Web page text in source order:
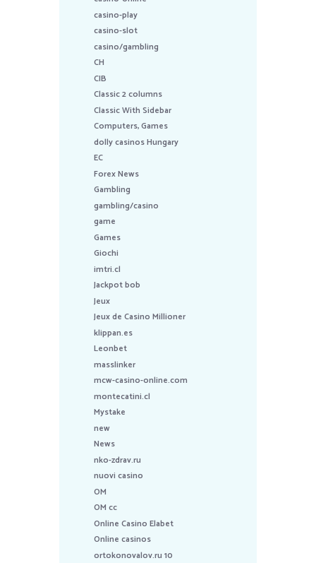
casino-play
casino-slot
casino/gambling
CH
CIB
Classic 2 columns
Classic With Sidebar
Computers, Games
dolly casinos Hungary
EC
Forex News
Gambling
gambling/casino
game
Games
Giochi
imtri.cl
Jackpot bob
Jeux
Jeux de Casino Millioner
klippan.es
Leonbet
masslinker
mcw-casino-online.com
montecatini.cl
Mystake
new
News
nko-zdrav.ru
nuovi casino
OM
OM cc
Online Casino Elabet
Online casinos
ortokonovalov.ru 10